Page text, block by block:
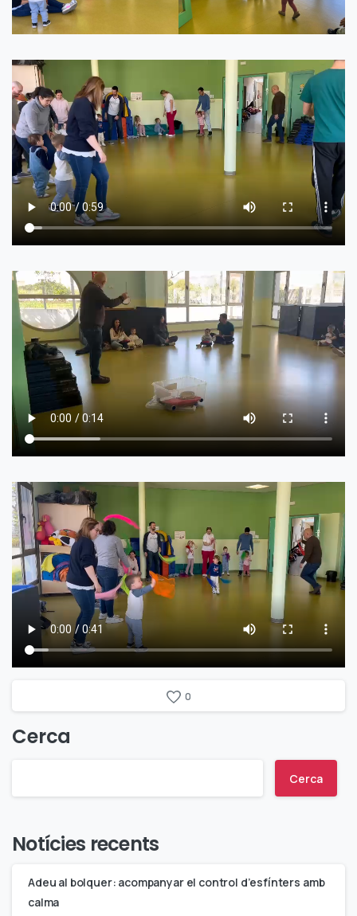
0
Cerca
Cerca
Notícies recents
Adeu al bolquer: acompanyar el control d’esfínters amb
calma